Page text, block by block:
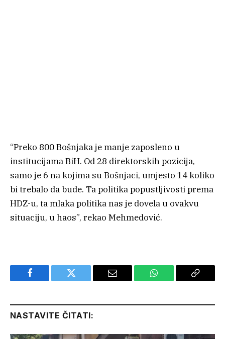
“Preko 800 Bošnjaka je manje zaposleno u
institucijama BiH. Od 28 direktorskih pozicija,
samo je 6 na kojima su Bošnjaci, umjesto 14 koliko
bi trebalo da bude. Ta politika popustljivosti prema
HDZ-u, ta mlaka politika nas je dovela u ovakvu
situaciju, u haos”, rekao Mehmedović.
Facebook Twitter Email WhatsApp Copy
NASTAVITE ČITATI: